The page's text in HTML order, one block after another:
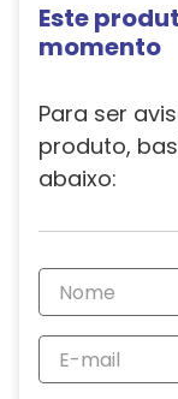
Este
momento
Para ser
produto,
abaixo: